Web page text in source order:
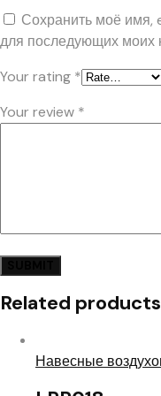
Сохранить моё имя,
для последующих моих
Your rating *
Your review *
Related products
Навесные